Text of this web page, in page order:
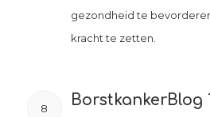
gezondheid te
kracht te zetten.
8 BorstkankerBlog